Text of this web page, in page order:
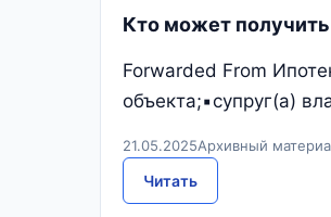
Кто может
Forwarded From
объекта;▪️супруг(а)
21.05.2025Архивный
Читать